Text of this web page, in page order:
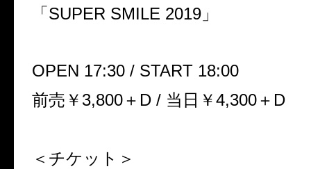
「SUPER SMILE 2019」
OPEN 17:30 / START 18:00
前売￥3,800＋D / 当日￥4,300＋D
＜チケット＞